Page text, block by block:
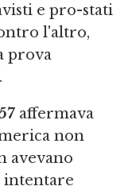
e pro-stati
l'altro,
prova
affermava
non
avevano
intentare